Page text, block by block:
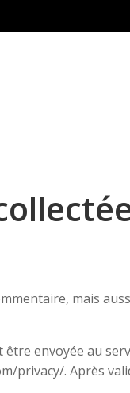
mais
envoyée au
privacy/. Après